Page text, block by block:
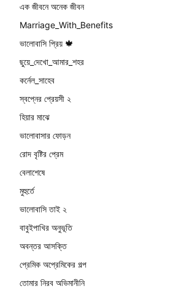
এক জীবনে অনেক জীবন
Marriage_With_Benefits
ভালোবাসি প্রিয় 🍁
ছুয়ে_দেখো_আমার_শহর
কর্নেল_সাহেব
স্বপ্নের প্রেয়সী ২
হিয়ার মাঝে
ভালোবাসার ফোড়ন
রোদ বৃষ্টির প্রেম
বেলাশেষে
মুহুর্তে
ভালোবাসি তাই ২
বাবুইপাখির অনুভূতি
অবন্তর আসক্তি
প্রেমিক অপ্রেমিকের গল্প
তোমার নিরব অভিমানীনি